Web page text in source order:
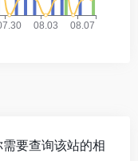
要查询该站的相